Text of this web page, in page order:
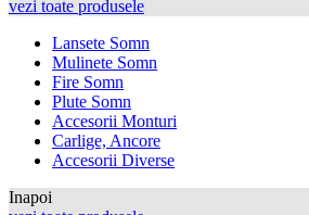
vezi toate produsele
Lansete Somn
Mulinete Somn
Fire Somn
Plute Somn
Accesorii Monturi
Carlige, Ancore
Accesorii Diverse
Inapoi